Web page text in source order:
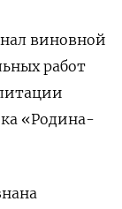
виновной
работ
«Родина-